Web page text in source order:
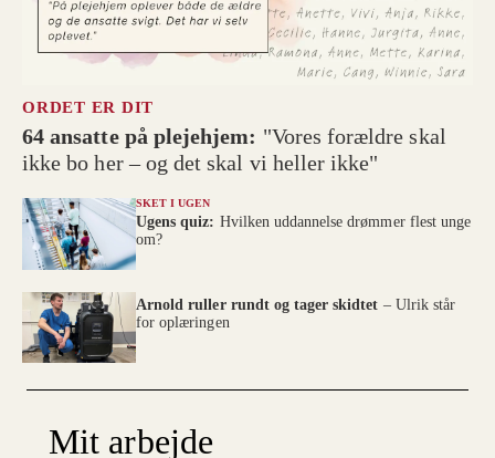
ORDET ER DIT
64 ansatte på plejehjem: "Vores forældre skal
ikke bo her – og det skal vi heller ikke"
SKET I UGEN
Ugens quiz: Hvilken uddannelse drømmer flest unge
om?
Arnold ruller rundt og tager skidtet – Ulrik står
for oplæringen
Mit arbejde